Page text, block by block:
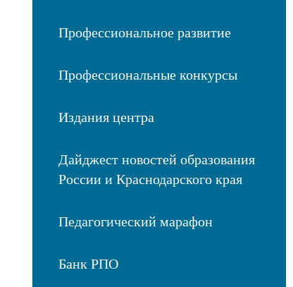
Профессиональное развитие
Профессиональные конкурсы
Издания центра
Дайджест новостей образования
России и Краснодарского края
Педагогический марафон
Банк РПО